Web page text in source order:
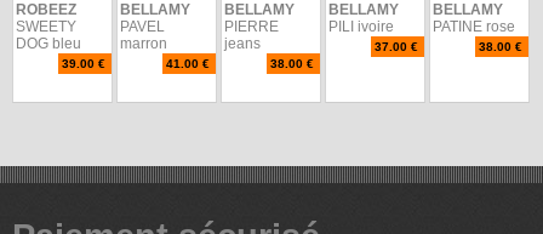
ROBEEZ
SWEETY
DOG bleu
39.00 €
BELLAMY
PAVEL
marron
41.00 €
BELLAMY
PIERRE
jeans
38.00 €
BELLAMY
PILI ivoire
37.00 €
BELLAMY
PATINE rose
38.00 €